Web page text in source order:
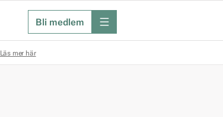
Bli medlem meny
Läs mer här